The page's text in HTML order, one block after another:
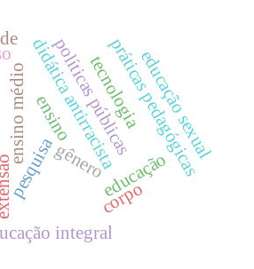
educação
corpo
ensino
pesquisa práticas pedagógicas
didática antirracista
integral
políticas públicaseducação sexual
gênero
tecnologia
ensino médio